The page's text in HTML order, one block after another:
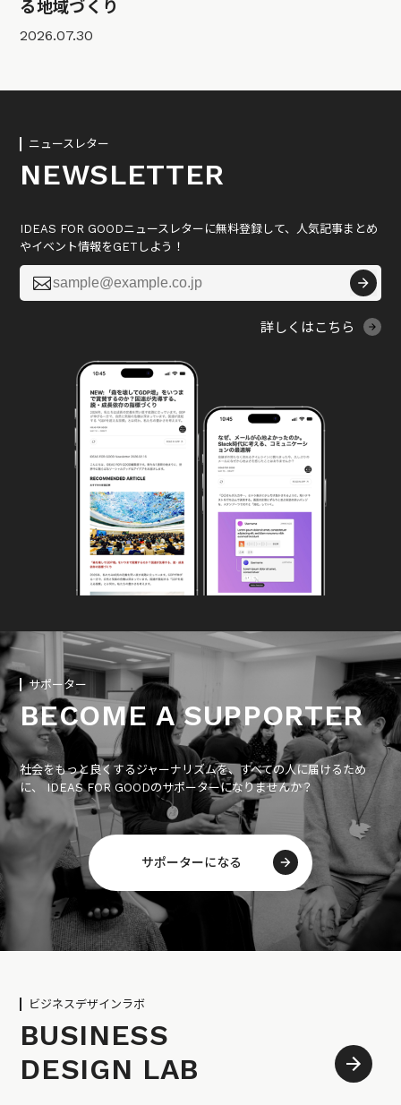
る地域づくり
2026.07.30
ニュースレター
NEWSLETTER
IDEAS FOR GOODニュースレターに無料登録して、人気記事まとめ
やイベント情報をGETしよう！

詳しくはこちら
サポーター
BECOME A SUPPORTER
社会をもっと良くするジャーナリズムを、すべての人に届けるため
に、 IDEAS FOR GOODのサポーターになりませんか？
サポーターになる
ビジネスデザインラボ
BUSINESS
DESIGN LAB